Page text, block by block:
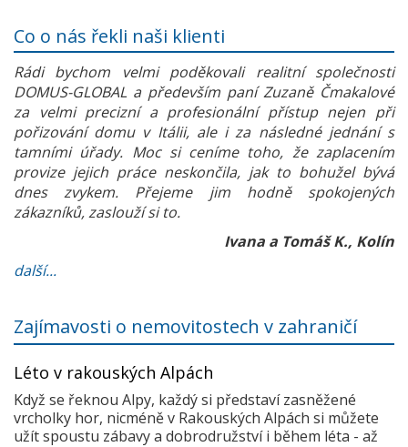
Co o nás řekli naši klienti
Rádi bychom velmi poděkovali realitní společnosti
DOMUS-GLOBAL a především paní Zuzaně Čmakalové
za velmi precizní a profesionální přístup nejen při
pořizování domu v Itálii, ale i za následné jednání s
tamními úřady. Moc si ceníme toho, že zaplacením
provize jejich práce neskončila, jak to bohužel bývá
dnes zvykem. Přejeme jim hodně spokojených
zákazníků, zaslouží si to.
Ivana a Tomáš K., Kolín
další...
Zajímavosti o nemovitostech v zahraničí
Léto v rakouských Alpách
Když se řeknou Alpy, každý si představí zasněžené
vrcholky hor, nicméně v Rakouských Alpách si můžete
užít spoustu zábavy a dobrodružství i během léta - až